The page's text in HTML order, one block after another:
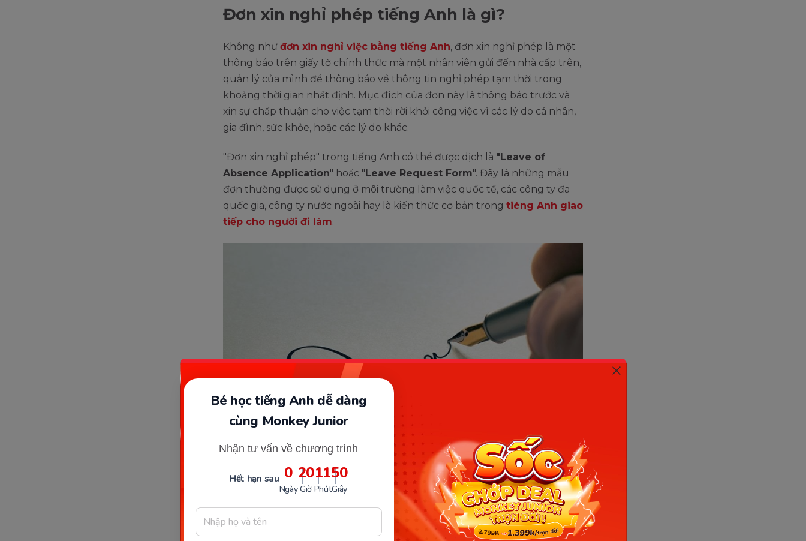
Bé học tiếng Anh dễ dàng
cùng Monkey Junior
Nhận tư vấn về chương trình
Hết hạn sau 0
Ngày
20
Giờ
11
Phút
49
Giây
Đơn xin nghỉ phép tiếng Anh là gì?
Không như đơn xin nghỉ việc bằng tiếng Anh, đơn xin nghỉ phép là một
thông báo trên giấy tờ chính thức mà một nhân viên gửi đến nhà cấp trên,
quản lý của mình để thông báo về thông tin nghỉ phép tạm thời trong
khoảng thời gian nhất định. Mục đích của đơn này là thông báo trước và
xin sự chấp thuận cho việc tạm thời rời khỏi công việc vì các lý do cá nhân,
gia đình, sức khỏe, hoặc các lý do khác.
"Đơn xin nghỉ phép" trong tiếng Anh có thể được dịch là "Leave of
Absence Application" hoặc "Leave Request Form". Đây là những mẫu
đơn thường được sử dụng ở môi trường làm việc quốc tế, các công ty đa
quốc gia, công ty nước ngoài hay là kiến thức cơ bản trong tiéng Anh giao
tiếp cho người đi làm.
Đơn xin nghỉ phép là văn bản thông báo xin nghỉ làm một thời gian nhất định tới cấp
trên. (Ảnh: Sưu tầm internet)